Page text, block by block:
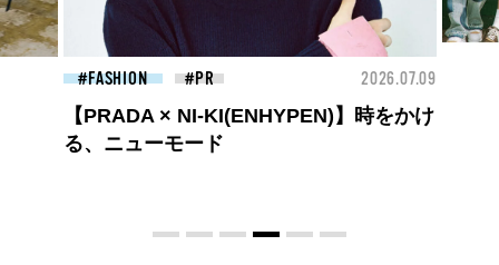
FASHION 2026.07.09
BEYOND A GOOD BOY ルイ・ヴィト
ンのプレフォールコレクションが描くプ